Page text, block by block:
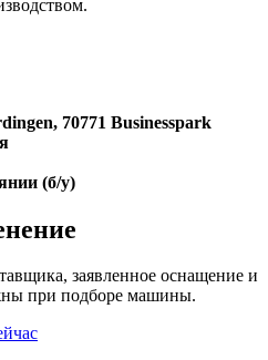
70771 Businesspark
(б/у)
заявленное оснащение и
при подборе машины.